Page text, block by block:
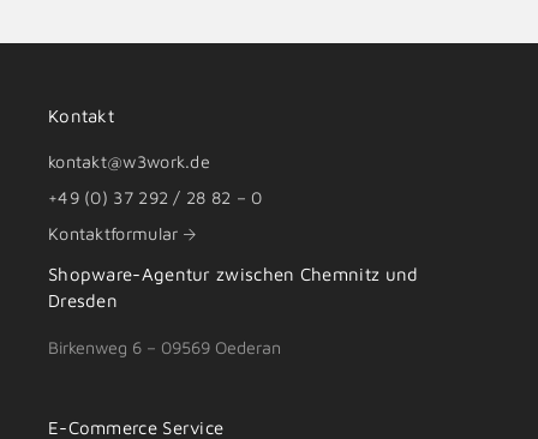
kontakt@w3work.de
+49 (0) 37 292 / 28 82 – 0
Kontaktformular
Shopware-Agentur zwischen